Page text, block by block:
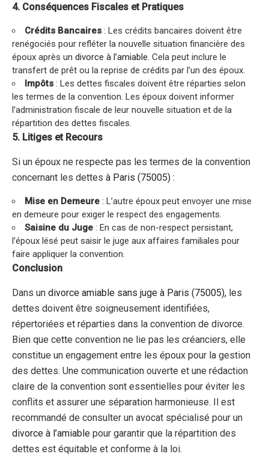
4. Conséquences Fiscales et Pratiques
Crédits Bancaires : Les crédits bancaires doivent être
renégociés pour refléter la nouvelle situation financière des
époux après un divorce à l’amiable. Cela peut inclure le
transfert de prêt ou la reprise de crédits par l’un des époux.
Impôts : Les dettes fiscales doivent être réparties selon
les termes de la convention. Les époux doivent informer
l’administration fiscale de leur nouvelle situation et de la
répartition des dettes fiscales.
5. Litiges et Recours
Si un époux ne respecte pas les termes de la convention
concernant les dettes à Paris (75005) :
Mise en Demeure : L’autre époux peut envoyer une mise
en demeure pour exiger le respect des engagements.
Saisine du Juge : En cas de non-respect persistant,
l’époux lésé peut saisir le juge aux affaires familiales pour
faire appliquer la convention.
Conclusion
Dans un divorce amiable sans juge à Paris (75005), les
dettes doivent être soigneusement identifiées,
répertoriées et réparties dans la convention de divorce.
Bien que cette convention ne lie pas les créanciers, elle
constitue un engagement entre les époux pour la gestion
des dettes. Une communication ouverte et une rédaction
claire de la convention sont essentielles pour éviter les
conflits et assurer une séparation harmonieuse. Il est
recommandé de consulter un avocat spécialisé pour un
divorce à l’amiable pour garantir que la répartition des
dettes est équitable et conforme à la loi.